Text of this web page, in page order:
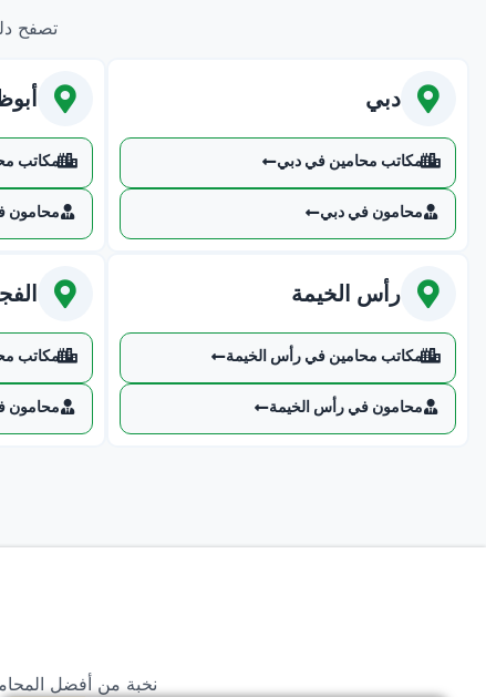
تصفح
دبي
مكاتب محامين في دبي
محامون في دبي
مكاتب
محامون
رأس الخيمة
مكاتب محامين في رأس الخيمة
محامون في رأس الخيمة
مكاتب
محامون
نخبة من أفضل